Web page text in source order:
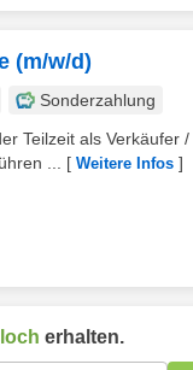
(m/w/d)
Sonderzahlung
Teilzeit als Verkäufer /
...
[ Weitere Infos ]
erhalten.